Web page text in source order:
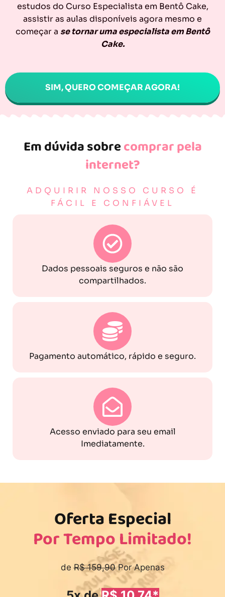
estudos do Curso Especialista em Bentô Cake,
assistir as aulas disponíveis agora mesmo e
começar a se tornar uma especialista em Bentô
Cake.
SIM, QUERO COMEÇAR AGORA!
Em dúvida sobrecomprar pela
internet?
ADQUIRIR NOSSO CURSO É
FÁCIL E CONFIÁVEL
Dados pessoais seguros e não são
compartilhados.
Pagamento automático, rápido e seguro.
Acesso enviado para seu email
Imediatamente.
Oferta Especial
Por Tempo Limitado!
deR$ 159,90Por Apenas